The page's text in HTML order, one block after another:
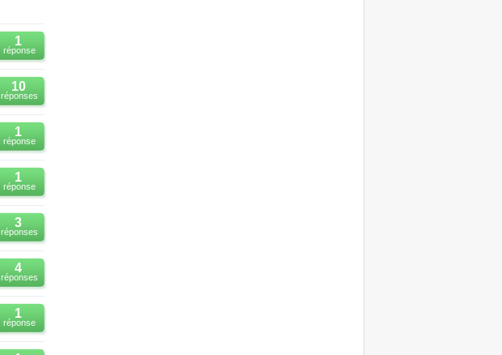
1
réponse
10
réponses
1
réponse
1
réponse
3
réponses
4
réponses
1
réponse